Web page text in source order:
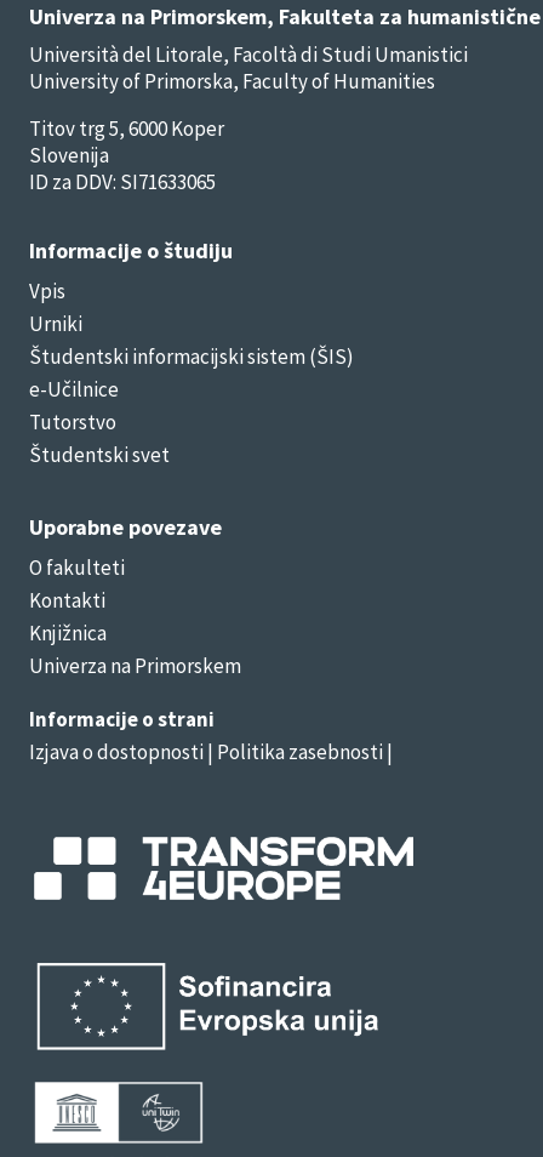
Univerza na Primorskem, Fakulteta za
Università del Litorale, Facoltà di Studi Umanistici
University of Primorska, Faculty of Humanities
Titov trg 5, 6000 Koper
Slovenija
ID za DDV: SI71633065
Informacije o študiju
Vpis
Urniki
Študentski informacijski sistem (ŠIS)
e-Učilnice
Tutorstvo
Študentski svet
Uporabne povezave
O fakulteti
Kontakti
Knjižnica
Univerza na Primorskem
Informacije o strani
Izjava o dostopnosti| Politika zasebnosti |